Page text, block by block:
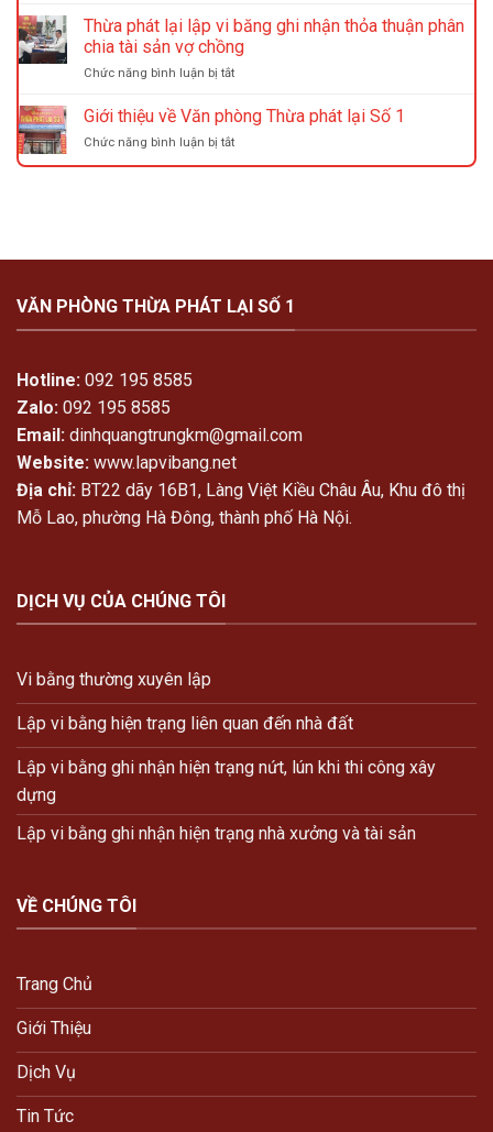
nhưng
không
bán
sự
của
doanh
vi
bằng
ghi
nhận
chia
sản
Thừa phát lại lập vi băng ghi nhận thỏa thuận phân
chia tài sản vợ chồng
Chức năng bình luận bị tắtở
phát
lập
vi
thuận
chia
tài
sản
Giới thiệu về Văn phòng Thừa phát lại Số 1
Chức năng bình luận bị tắtở
Số
1
VĂN PHÒNG THỪA PHÁT LẠI SỐ 1
Hotline: 092 195 8585
Zalo: 092 195 8585
Email: dinhquangtrungkm@gmail.com
Website: www.lapvibang.net
Địa chỉ: BT22 dãy 16B1, Làng Việt Kiều Châu Âu, Khu đô thị
Mỗ Lao, phường Hà Đông, thành phố Hà Nội.
DỊCH VỤ CỦA CHÚNG TÔI
Vi bằng thường xuyên lập
Lập vi bằng hiện trạng liên quan đến nhà đất
Lập vi bằng ghi nhận hiện trạng nứt, lún khi thi công xây
dựng
Lập vi bằng ghi nhận hiện trạng nhà xưởng và tài sản
VỀ CHÚNG TÔI
Trang Chủ
Giới Thiệu
Dịch Vụ
Tin Tức